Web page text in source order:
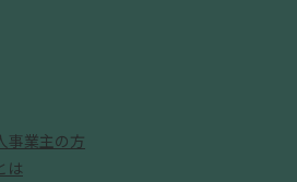
事業主の方
は